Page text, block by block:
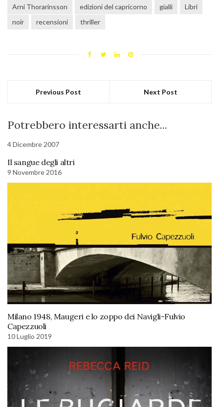
Arni Thorarinsson edizioni del capricorno gialli
Libri
noir
recensioni thriller
Previous Post Next Post
Potrebbero interessarti anche...
4 Dicembre 2007
Il sangue degli altri
9 Novembre 2016
Milano 1948, Maugeri e lo zoppo dei Navigli-Fulvio
Capezzuoli
10 Luglio 2019